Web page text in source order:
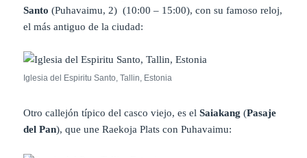
Santo (Puhavaimu, 2) (10:00 – 15:00), con su famoso reloj,
el más antiguo de la ciudad:
Iglesia del Espiritu Santo, Tallin, Estonia
Otro callejón típico del casco viejo, es elSaiakang(Pasaje
del Pan), que une Raekoja Plats con Puhavaimu: